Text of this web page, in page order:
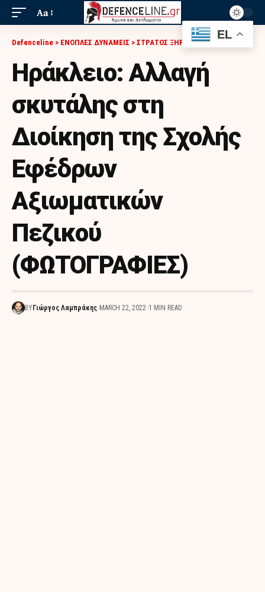
Aa
Defenceline > ΕΝΟΠΛΕΣ ΔΥΝΑΜΕΙΣ > ΣΤΡΑΤΟΣ ΞΗΡΑΣ>ΗΡΆΚΛΕΙΟ: ΑΛΛΑΓΉ ΣΚΥΤΆΛΗΣ ΣΤΗ ΔΙΟΊΚΗΣΗ ΤΗΣ ΣΧΟΛΉΣ ΕΦΈΔΡΩΝ ΑΞΙΩΜΑΤΙΚΏΝ ΠΕΖΙΚΟΎ (ΦΩΤΟΓΡΑΦΙΕΣ)
Ηράκλειο: Αλλαγή
σκυτάλης στη
Διοίκηση της Σχολής
Εφέδρων
Αξιωματικών
Πεζικού
(ΦΩΤΟΓΡΑΦΙΕΣ)
BY Γιώργος Λαμπράκης MARCH 22, 2022 1 MIN READ
EL